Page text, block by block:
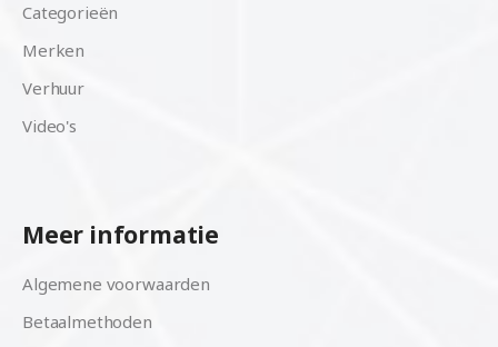
Categorieën
Merken
Verhuur
Video's
Meer informatie
Algemene voorwaarden
Betaalmethoden